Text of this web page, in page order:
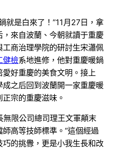
就是白來了！”11月27日，拿
來自波蘭、今朝就讀于重慶
工商治理學院的研討生宋瀟佩
健檢系地進修，他對重慶暖鍋
好重慶的美食文明。接上
之后回到波蘭開一家重慶暖
宗的重慶滋味。
無限公司總司理王文軍顛末
高等技師標準。“這個經過
的挑釁，更是小我生長和改